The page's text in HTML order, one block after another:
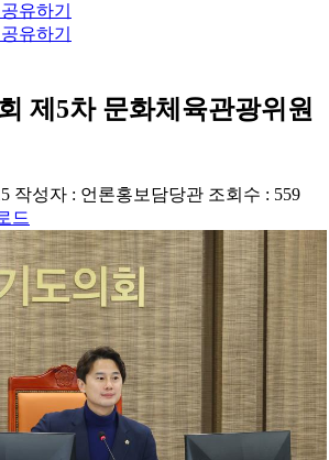
유하기
유하기
제5차 문화체육관광위원
작성자 : 언론홍보담당관 조회수 : 559
드